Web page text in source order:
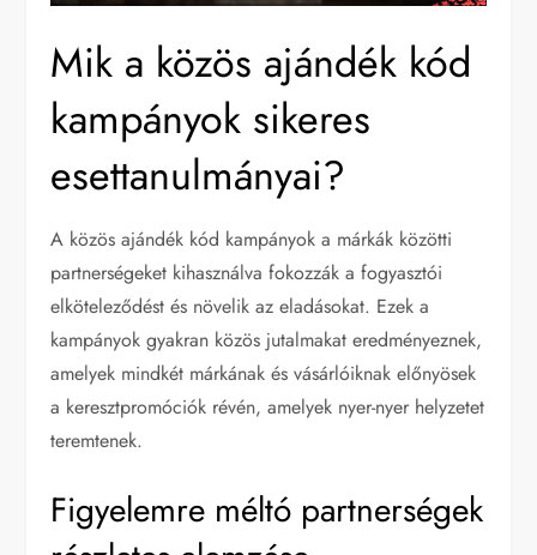
Mik a közös ajándék kód
kampányok sikeres
esettanulmányai?
A közös ajándék kód kampányok a márkák közötti
partnerségeket kihasználva fokozzák a fogyasztói
elköteleződést és növelik az eladásokat. Ezek a
kampányok gyakran közös jutalmakat eredményeznek,
amelyek mindkét márkának és vásárlóiknak előnyösek
a keresztpromóciók révén, amelyek nyer-nyer helyzetet
teremtenek.
Figyelemre méltó partnerségek